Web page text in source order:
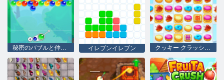
秘密のバブルと仲間たち イレブンイレブン クッキー クラッシュ 2